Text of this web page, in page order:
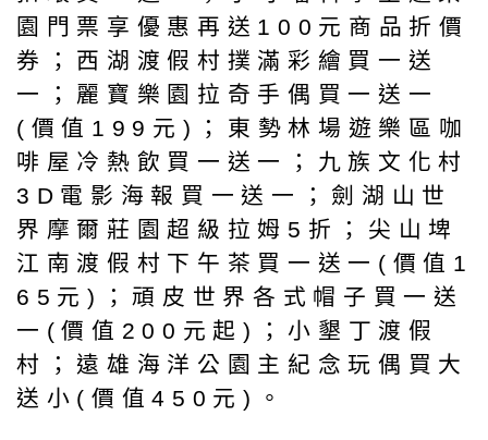
園門票享優惠再送100元商品折價
券；西湖渡假村撲滿彩繪買一送
一；麗寶樂園拉奇手偶買一送一
(價值199元)；東勢林場遊樂區咖
啡屋冷熱飲買一送一；九族文化村
3D電影海報買一送一；劍湖山世
界摩爾莊園超級拉姆5折；尖山埤
江南渡假村下午茶買一送一(價值1
65元)；頑皮世界各式帽子買一送
一(價值200元起)；小墾丁渡假
村；遠雄海洋公園主紀念玩偶買大
送小(價值450元)。